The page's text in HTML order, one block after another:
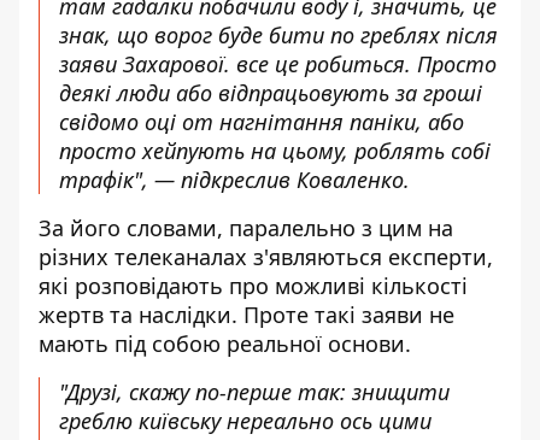
там гадалки побачили воду і, значить, це
знак, що ворог буде бити по греблях після
заяви Захарової. все це робиться. Просто
деякі люди або відпрацьовують за гроші
свідомо оці от нагнітання паніки, або
просто хейпують на цьому, роблять собі
трафік", — підкреслив Коваленко.
За його словами, паралельно з цим на
різних телеканалах з'являються експерти,
які розповідають про можливі кількості
жертв та наслідки. Проте такі заяви не
мають під собою реальної основи.
"Друзі, скажу по-перше так: знищити
греблю київську нереально ось цими